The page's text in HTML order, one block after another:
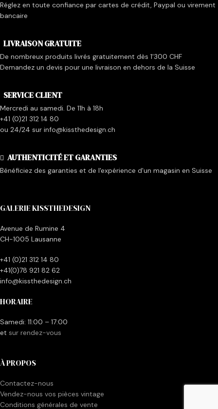
Réglez en toute confiance par cartes de crédit, Paypal ou virement
bancaire
LIVRAISON GRATUITE
De nombreux produits livrés gratuitement dès 1'300 CHF
Demandez un devis pour une livraison en dehors de la Suisse
SERVICE CLIENT
Mercredi au samedi. De 11h à 18h
+41 (0)21 312 14 80
ou 24/24 sur info@kissthedesign.ch
AUTHENTICITÉ ET GARANTIES
Bénéficiez des garanties et de l'expérience d'un magasin en Suisse
GALERIE KISSTHEDESIGN
Avenue de Rumine 4
CH-1005 Lausanne
+41 (0)21 312 14 80
+41(0)78 921 82 62
info@kissthedesign.ch
HORAIRE
Samedi: 11:00 – 17:00
et sur rendez-vous
À PROPOS
Contactez-nous
Vendez-nous vos pièces vintage
Conditions générales de vente